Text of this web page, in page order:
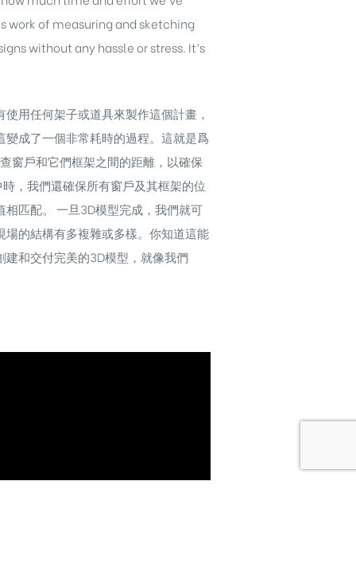
work of measuring and sketching
without any hassle or stress. It’s
用任何架子或道具來製作這個計畫，
成了一個非常耗時的過程。這就是爲
窗戶和它們框架之間的距離，以確保
，我們還確保所有窗戶及其框架的位
匹配。 一旦3D模型完成，我們就可
的結構有多複雜或多樣。你知道這能
和交付完美的3D模型，就像我們